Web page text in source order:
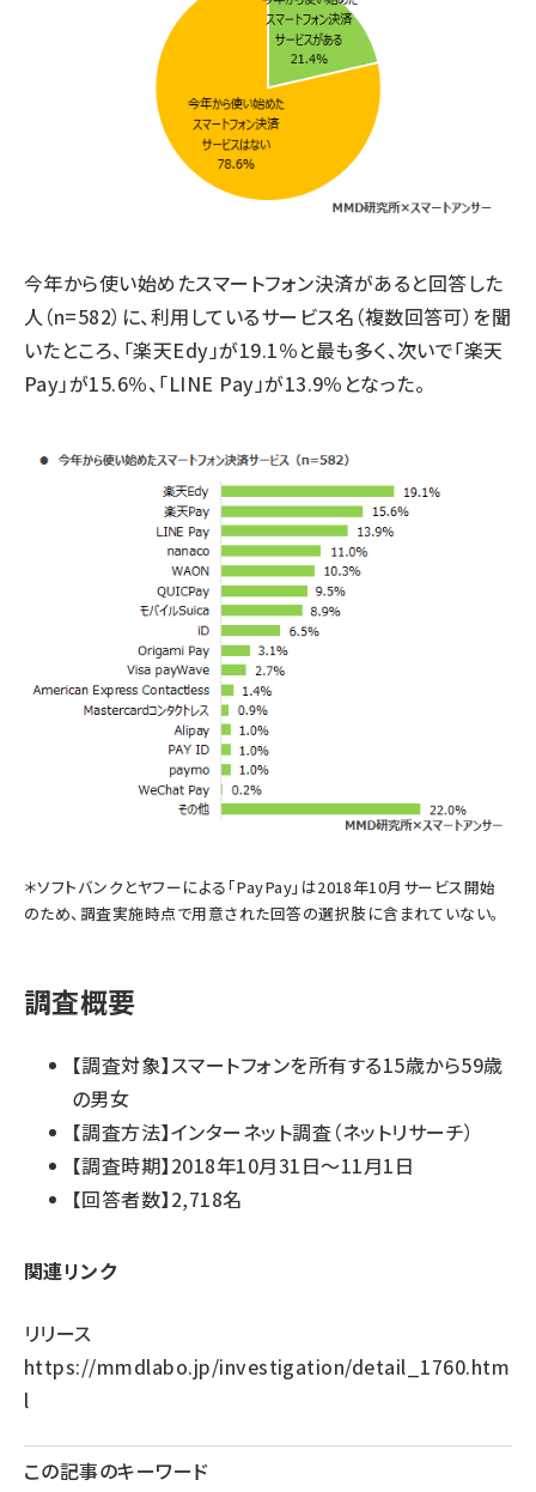
今年から使い始めたスマートフォン決済があると回答した
人（n=582）に、利用しているサービス名（複数回答可）を聞
いたところ、「楽天Edy」が19.1％と最も多く、次いで「楽天
Pay」が15.6％、「LINE Pay」が13.9％となった。
＊ソフトバンクとヤフーによる「PayPay」は2018年10月サービス開始
のため、調査実施時点で用意された回答の選択肢に含まれていない。
調査概要
【調査対象】スマートフォンを所有する15歳から59歳
の男女
【調査方法】インターネット調査（ネットリサーチ）
【調査時期】2018年10月31日～11月1日
【回答者数】2,718名
関連リンク
リリース
https://mmdlabo.jp/investigation/detail_1760.htm
l
この記事のキーワード